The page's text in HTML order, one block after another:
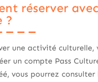
réserver
?
une activité culturelle,
un compte Pass
vous pourrez consulter